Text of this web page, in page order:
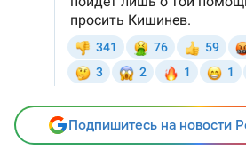
Подпишитесь на новости